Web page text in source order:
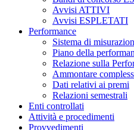
Avvisi ATTIVI
Avvisi ESPLETATI
Performance
Sistema di
Piano della
Relazione sulla
Ammontare
Dati relativi ai premi
Relazioni semestrali
Enti controllati
Attività e procedimenti
Provvedimenti